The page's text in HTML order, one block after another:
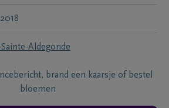
Aldegonde
brand een kaarsje of bestel
bloemen